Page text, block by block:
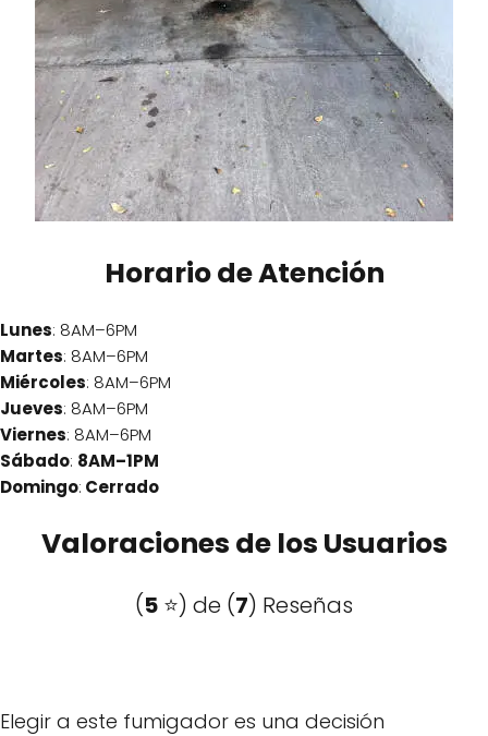
Horario de Atención
Lunes: 8AM–6PM
Martes: 8AM–6PM
Miércoles: 8AM–6PM
Jueves: 8AM–6PM
Viernes: 8AM–6PM
Sábado: 8AM–1PM
Domingo: Cerrado
Valoraciones de los Usuarios
(5 ⭐️) de (7) Reseñas
Elegir a este fumigador es una decisión